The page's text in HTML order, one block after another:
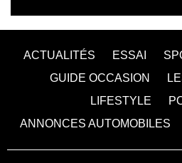
ACTUALITÉS ESSAI
GUIDE OCCASION
LIFESTYLE
ANNONCES AUTOMOBILES